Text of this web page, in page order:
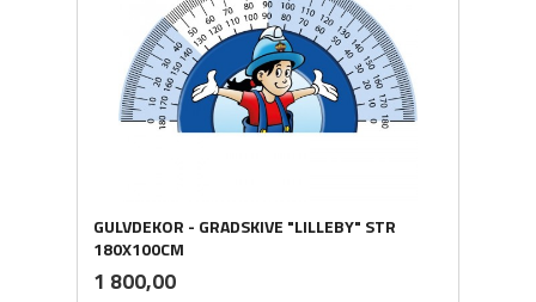
GULVDEKOR - GRADSKIVE "LILLEBY" STR
180X100CM
Pris
1 800,00mva.